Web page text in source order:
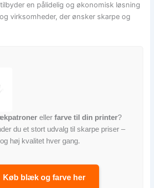
en pålidelig og økonomisk løsning
virksomheder, der ønsker skarpe og
ellerfarve til din printer?
du et stort udvalg til skarpe priser –
høj kvalitet hver gang.
Køb blæk og farve her